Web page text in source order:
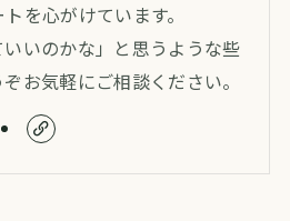
を心がけています。
いいのかな」と思うような些
お気軽にご相談ください。